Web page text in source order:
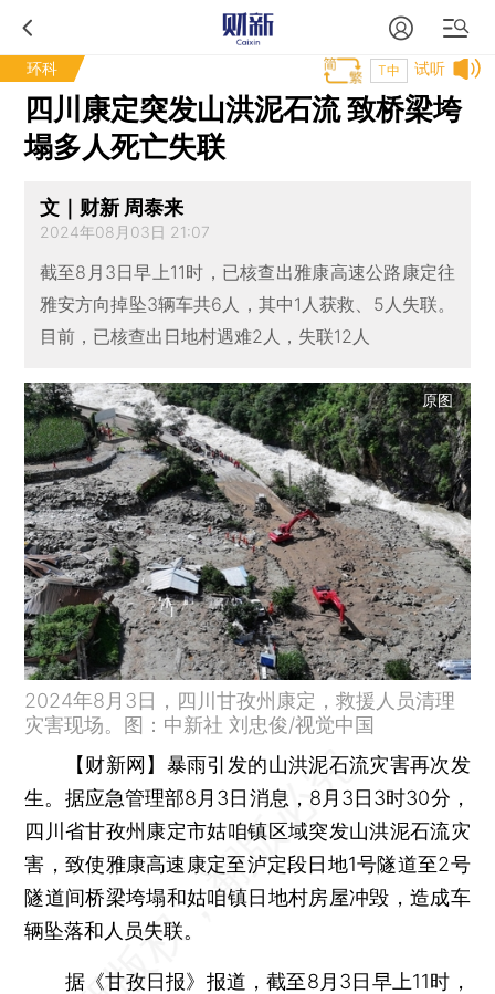
环科 试听
T中
四川康定突发山洪泥石流 致桥梁垮
塌多人死亡失联
文｜财新 周泰来
2024年08月03日 21:07
截至8月3日早上11时，已核查出雅康高速公路康定往
雅安方向掉坠3辆车共6人，其中1人获救、5人失联。
目前，已核查出日地村遇难2人，失联12人
原图
2024年8月3日，四川甘孜州康定，救援人员清理
灾害现场。图：中新社 刘忠俊/视觉中国
【财新网】 暴雨引发的山洪泥石流灾害再次发
生。据应急管理部8月3日消息，8月3日3时30分，
四川省甘孜州康定市姑咱镇区域突发山洪泥石流灾
害，致使雅康高速康定至泸定段日地1号隧道至2号
隧道间桥梁垮塌和姑咱镇日地村房屋冲毁，造成车
辆坠落和人员失联。
据《甘孜日报》报道，截至8月3日早上11时，